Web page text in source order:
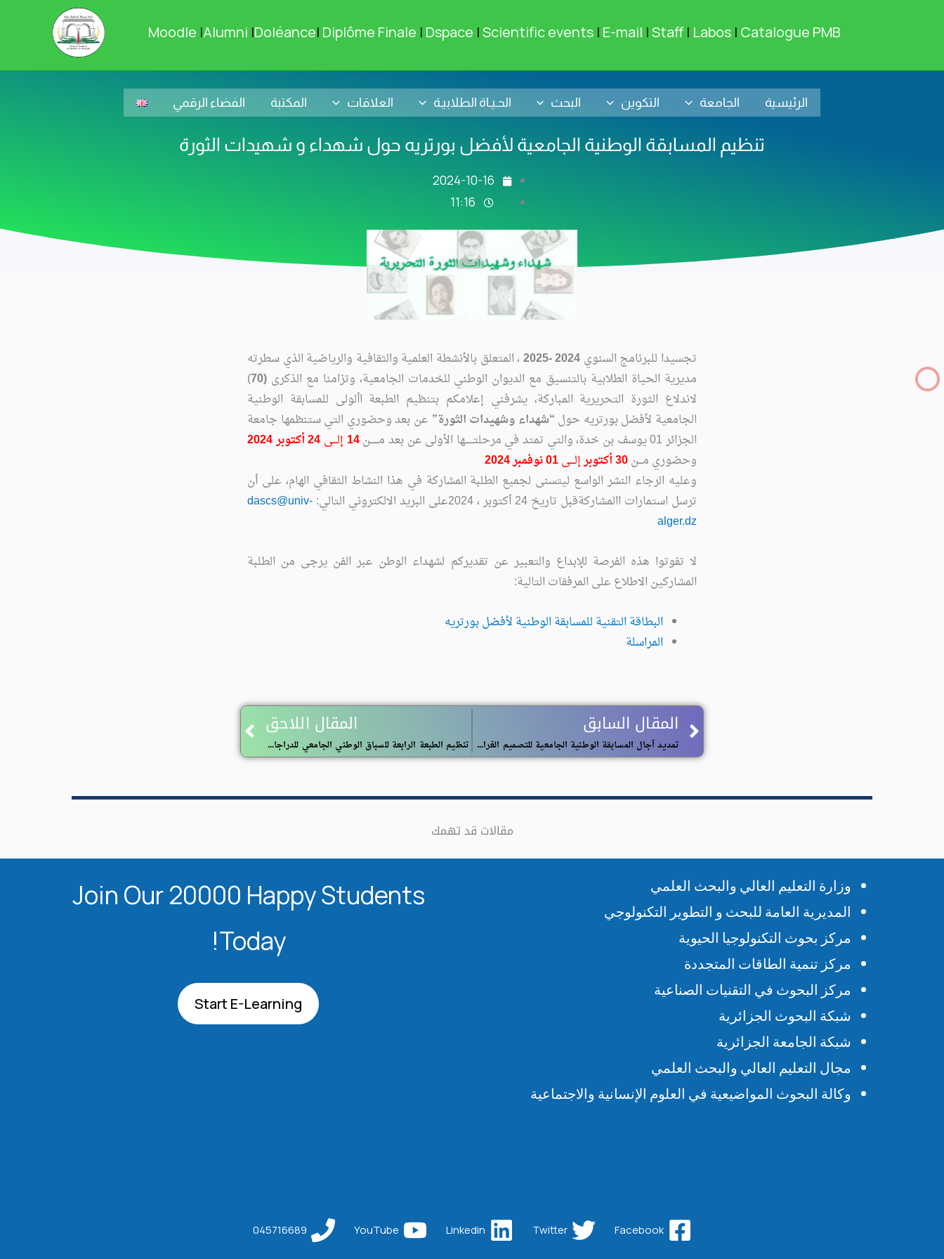
Moodle |Alumni |Doléance| Diplôme Finale | Dspace |Scientific events | E-mail |Staff | Labos | Catalogue PMB
الرئيسية الجامعة التكوين البحث الحـيـاة الطلابيـة العلاقات المكتبة الفضاء الرقمي
تنظيم المسابقة الوطنية الجامعية لأفضل بورتريه حول شهداء و شهيدات الثورة
2024-10-16
11:16
تجسيدا للبرنامج السنوي 2024 -2025
، المتعلق بالأنشطة العلمية والثقافية والرياضية الذي سطرته
مديرية الحياة الطلابية بالتنسيق مع الديوان الوطني للخدمات الجامعية، وتزامنا مع الذكرى (70
)
لاندلاع الثورة التحريرية المباركة، يشرفني إعلامكم بتنظيم الطبعة األولى للمسابقة الوطنية
الجامعية لأفضل بورتريه حول “شهداء وشهيدات الثورة” عن بعد وحضوري التي ستنظمها جامعة
الجزائر 01 يوسف بن خدة، والتي تمتد في مرحلتــــــها الأولى عن بعد مــــــن
14 إلـــى
وحضوري مـــن30 أكتوبر إلـــى01 نوفمبر 2024
وعليه الرجاء النشر الواسع ليتسنى لجميع الطلبة المشاركة في هذا النشاط الثقافي الهام، على أن
ترسل استمارات االمشاركةقبل تاريخ 24 أكتوبر ، 2024على البريد الالكتروني التالي:
dascs@univ-
alger.dz
لا تفوتوا هذه الفرصة للإبداع والتعبير عن تقديركم لشهداء الوطن عبر الفن يرجى من الطلبة
المشاركين الاطلاع على المرفقات التالية:
البطاقة التقنية للمسابقة الوطنية لأفضل بورتريه
المراسلة
Prev
المقال السابق
تمديد آجال المسابقة الوطنية الجامعية للتصميم الغرافيكي
المقال اللاحق
تنظيم الطبعة الرابعة للسباق الوطني الجامعي للدراجات الهوائية
Next
مقالات قد تهمك
وزارة التعليم العالي والبحث العلمي
المديرية العامة للبحث و التطوير التكنولوجي
مركز بحوث التكنولوجيا الحيوية
مركز تنمية الطاقات المتجددة
مركز البحوث في التقنيات الصناعية
شبكة البحوث الجزائرية
شبكة الجامعة الجزائرية
مجال التعليم العالي والبحث العلمي
وكالة البحوث المواضيعية في العلوم الإنسانية والاجتماعية
Join Our 20000 Happy Students​
Today!
Start E-Learning
Facebook
Twitter
Linkedin
YouTube
045716689